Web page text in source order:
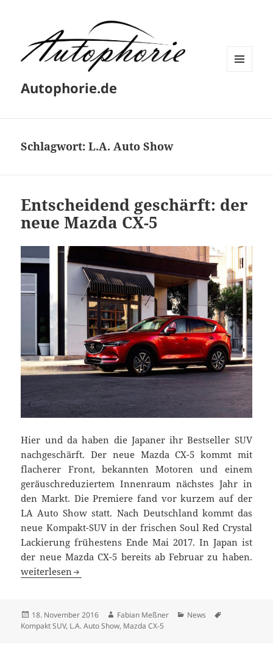
Autophorie.de
Schlagwort:L.A. Auto Show
Entscheidend geschärft: der
neue Mazda CX-5
Hier und da haben die Japaner ihr Bestseller SUV
nachgeschärft. Der neue Mazda CX-5 kommt mit
flacherer Front, bekannten Motoren und einem
geräuschreduziertem Innenraum nächstes Jahr in
den Markt. Die Premiere fand vor kurzem auf der
LA Auto Show statt. Nach Deutschland kommt das
neue Kompakt-SUV in der frischen Soul Red Crystal
Lackierung frühestens Ende Mai 2017. In Japan ist
der neue Mazda CX-5 bereits ab Februar zu haben.
Entscheidend geschärft: der neue Mazda CX-5
weiterlesen
Veröffentlicht
am
18. November 2016 Autor
Fabian Meßner Kategorien
News
Kompakt SUV, L.A. Auto Show, Mazda CX-5